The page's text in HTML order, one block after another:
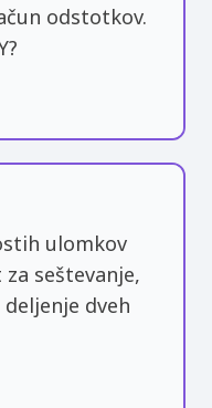
odstotkov.
ulomkov
seštevanje,
dveh